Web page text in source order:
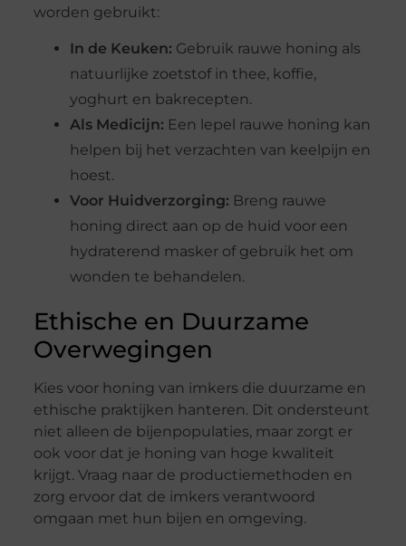
worden gebruikt:
In de Keuken: Gebruik rauwe honing als
natuurlijke zoetstof in thee, koffie,
yoghurt en bakrecepten.
Als Medicijn: Een lepel rauwe honing kan
helpen bij het verzachten van keelpijn en
hoest.
Voor Huidverzorging: Breng rauwe
honing direct aan op de huid voor een
hydraterend masker of gebruik het om
wonden te behandelen.
Ethische en Duurzame
Overwegingen
Kies voor honing van imkers die duurzame en
ethische praktijken hanteren. Dit ondersteunt
niet alleen de bijenpopulaties, maar zorgt er
ook voor dat je honing van hoge kwaliteit
krijgt. Vraag naar de productiemethoden en
zorg ervoor dat de imkers verantwoord
omgaan met hun bijen en omgeving.